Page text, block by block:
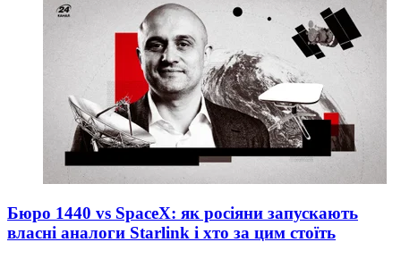
Бюро 1440 vs SpaceX: як росіяни запускають
власні аналоги Starlink і хто за цим стоїть